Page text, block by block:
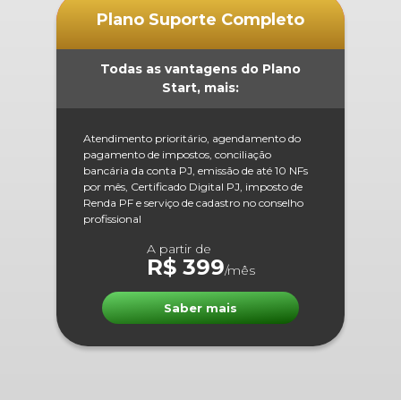
Plano Suporte Completo
Todas as vantagens do Plano
Start, mais:
Atendimento prioritário, agendamento do
pagamento de impostos, conciliação
bancária da conta PJ, emissão de até 10 NFs
por mês, Certificado Digital PJ, imposto de
Renda PF e serviço de cadastro no conselho
profissional
A partir de
R$ 399/mês
Saber mais